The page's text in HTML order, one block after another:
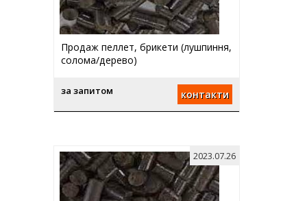
Продаж пеллет, брикети (лушпиння,
солома/дерево)
за запитом контакти
2023.07.26